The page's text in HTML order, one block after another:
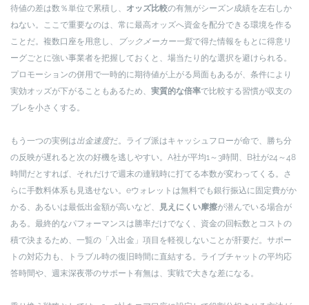
待値の差は数％単位で累積し、 オッズ比較の有無がシーズン成績を左右しか
ねない。ここで重要なのは、常に最高オッズへ資金を配分できる環境を作る
ことだ。複数口座を用意し、
ブックメーカー一覧で得た情報をもとに得意リ
ーグごとに強い事業者を把握しておくと、場当たり的な選択を避けられる。
プロモーションの併用で一時的に期待値が上がる局面もあるが、条件により
実効オッズが下がることもあるため、 実質的な倍率で比較する習慣が収支の
ブレを小さくする。
もう一つの実例は出金速度だ。ライブ派はキャッシュフローが命で、勝ち分
の反映が遅れると次の好機を逃しやすい。A社が平均1～3時間、B社が24～48
時間だとすれば、それだけで週末の連戦時に打てる本数が変わってくる。さ
らに手数料体系も見逃せない。eウォレットは無料でも銀行振込に固定費がか
かる、あるいは最低出金額が高いなど、
見えにくい摩擦が潜んでいる場合が
ある。最終的なパフォーマンスは勝率だけでなく、資金の回転数とコストの
積で決まるため、一覧の「入出金」項目を軽視しないことが肝要だ。サポー
トの対応力も、トラブル時の復旧時間に直結する。ライブチャットの平均応
答時間や、週末深夜帯のサポート有無は、実戦で大きな差になる。